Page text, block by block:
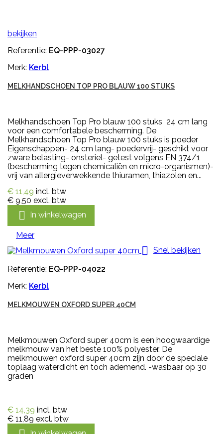
bekijken
Referentie: EQ-PPP-03027
Merk: Kerbl
MELKHANDSCHOEN TOP PRO BLAUW 100 STUKS
Melkhandschoen Top Pro blauw 100 stuks 24 cm lang
voor een comfortabele bescherming. De
Melkhandschoen Top Pro blauw 100 stuks is poeder
Eigenschappen- 24 cm lang- poedervrij- geschikt voor
zware belasting- onsteriel- getest volgens EN 374/1
(bescherming tegen chemicaliën en micro-organismen)-
vrij van allergieverwekkende thiuramen, thiazolen en...
€ 11,49 incl. btw
€ 9,50 excl. btw
 In winkelwagen
Meer
 Snel bekijken
Referentie: EQ-PPP-04022
Merk: Kerbl
MELKMOUWEN OXFORD SUPER 40CM
Melkmouwen Oxford super 40cm is een hoogwaardige
melkmouw van het beste 100% polyester. De
melkmouwen oxford super 40cm zijn door de speciale
toplaag waterdicht en toch ademend. -wasbaar op 30
graden
€ 14,39 incl. btw
€ 11,89 excl. btw